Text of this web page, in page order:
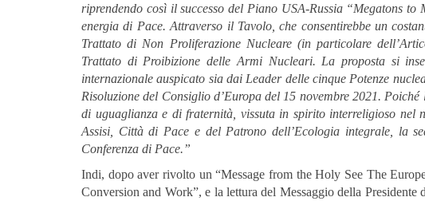
riprendendo così il successo del Piano USA-Russia “Megatons
energia di Pace.Attraverso il Tavolo, che consentirebbe un
Trattato di Non Proliferazione Nucleare (in particolare
Trattato di Proibizione delle Armi Nucleari. La proposta si
internazionale auspicato sia dai Leader delle cinque Potenze
Risoluzione del Consiglio d’Europa del 15 novembre 2021. Poiché
di uguaglianza e di fraternità, vissuta in spirito interreligioso nel
Assisi, Città di Pace e del Patrono dell’Ecologia integrale, la
Conferenza di Pace.”
Indi, dopo aver rivolto un “Message from the Holy See The
Conversion and Work”,e la lettura del Messaggio della Presidente